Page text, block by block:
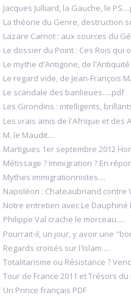
Jacques Julliard, la Gauche, le
La théorie du Genre, destruction
Lazare Carnot : aux sources du
Le dossier du Point : Ces Rois qui
Le mythe d'Antigone, de l'Antiquité
Le regard vide, de Jean-François
Le scandale des banlieues.....pdf
Les Girondins : intelligents,
Les vrais amis de l'Afrique et des
M. le Maudit....
Martigues 1er septembre 2012
Métissage ? Immigration ? En
Mythes immigrationnistes....
Napoléon : Chateaubriand contre
Notre entretien avec Le
Philippe Val crache le morceau.....
Pourrait-il, un jour, y avoir une
Regards croisés sur l'Islam.....
Totalitarisme ou Résistance ?
Tour de France 2011 et Trésors
Un Prince français PDF